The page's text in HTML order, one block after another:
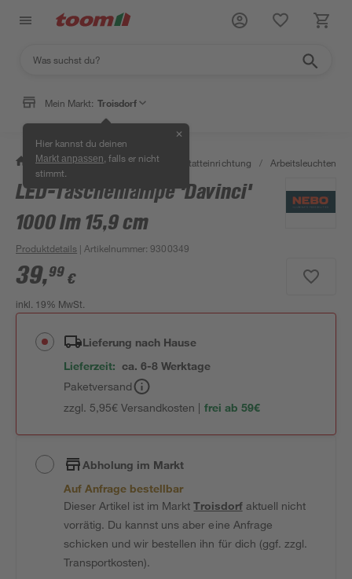
Mein Markt: Troisdorf
Hier kannst du deinen
Markt anpassen , falls er nicht
stimmt.
✕
/ Werkstatt & Maschinen / Werkstatteinrichtung / Arbeitsleuchten &
LED-Taschenlampe 'Davinci'
1000 lm 15,9 cm
Produktdetails | Artikelnummer:9300349
39,99 €
inkl. 19% MwSt.
Lieferung nach Hause
Lieferzeit: ca. 6-8 Werktage
Paketversand
zzgl. 5,95€ Versandkosten | frei ab 59€
Abholung im Markt
Auf Anfrage bestellbar
Dieser Artikel ist im MarktTroisdorfaktuell nicht
vorrätig. Du kannst uns aber eine Anfrage
schicken und wir bestellen ihn für dich (ggf. zzgl.
Transportkosten).